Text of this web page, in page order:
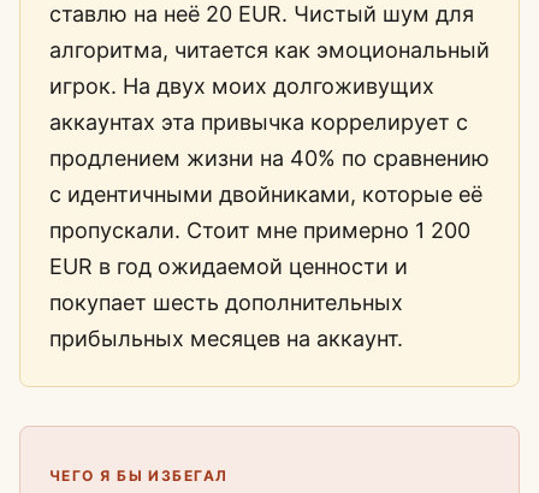
ставлю на неё 20 EUR. Чистый шум для
алгоритма, читается как эмоциональный
игрок. На двух моих долгоживущих
аккаунтах эта привычка коррелирует с
продлением жизни на 40% по сравнению
с идентичными двойниками, которые её
пропускали. Стоит мне примерно 1 200
EUR в год ожидаемой ценности и
покупает шесть дополнительных
прибыльных месяцев на аккаунт.
ЧЕГО Я БЫ ИЗБЕГАЛ